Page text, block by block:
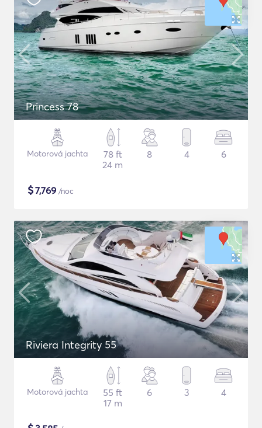
Princess 78
Motorová jachta
78 ft
24 m
8 4 6
$7,769 /noc
Riviera Integrity 55
Motorová jachta
55 ft
17 m
6 3 4